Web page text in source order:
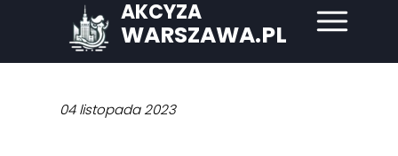
AKCYZA
WARSZAWA.PL
04 listopada 2023